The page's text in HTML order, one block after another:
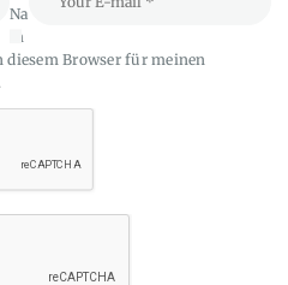
Na
m
diesem Browser für meinen